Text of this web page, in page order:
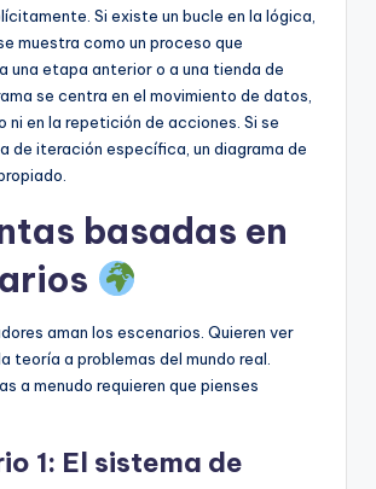
Si existe un bucle en la lógica,
muestra como un proceso que
una etapa anterior o a una tienda de
se centra en el movimiento de datos,
ni en la repetición de acciones. Si se
de iteración específica, un diagrama de
basadas en
aman los escenarios. Quieren ver
teoría a problemas del mundo real.
a menudo requieren que pienses
1: El sistema de